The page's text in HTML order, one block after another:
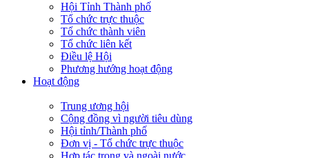
Hội Tỉnh Thành phố
Tổ chức trực thuộc
Tổ chức thành viên
Tổ chức liên kết
Điều lệ Hội
Phương hướng hoạt động
Hoạt động
Trung ương hội
Cộng đồng vì người tiêu dùng
Hội tỉnh/Thành phố
Đơn vị - Tổ chức trực thuộc